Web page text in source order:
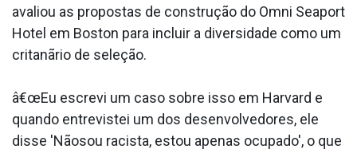
avaliou as propostas de construção do Omni Seaport
Hotel em Boston para incluir a diversidade como um
critanãrio de seleção.
â€œEu escrevi um caso sobre isso em Harvard e
quando entrevistei um dos desenvolvedores, ele
disse 'Nãosou racista, estou apenas ocupado', o que